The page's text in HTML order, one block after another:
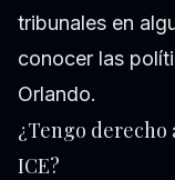
tribunales en
conocer las
Orlando.
¿Tengo derecho
ICE?